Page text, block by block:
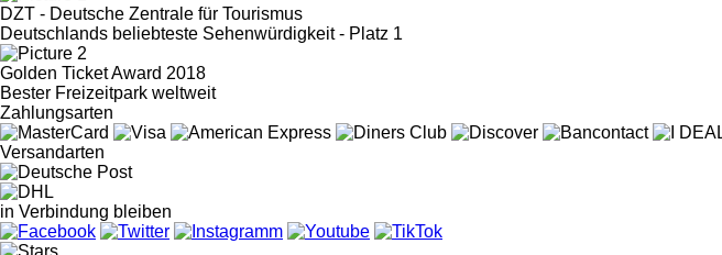
DZT - Deutsche Zentrale für Tourismus
Deutschlands beliebteste Sehenwürdigkeit - Platz 1
Golden Ticket Award 2018
Bester Freizeitpark weltweit
Zahlungsarten
Versandarten
in Verbindung bleiben